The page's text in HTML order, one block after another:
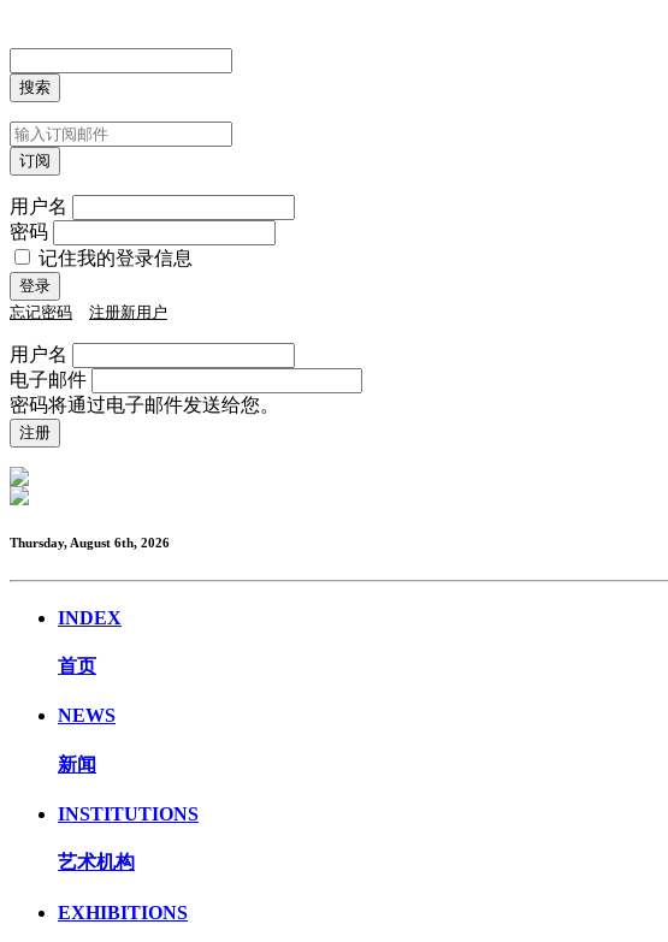
用户名
密码
记住我的登录信息
忘记密码 注册新用户
用户名
电子邮件
密码将通过电子邮件发送给您。
Thursday, August 6th, 2026
INDEX
首页
NEWS
新闻
INSTITUTIONS
艺术机构
EXHIBITIONS